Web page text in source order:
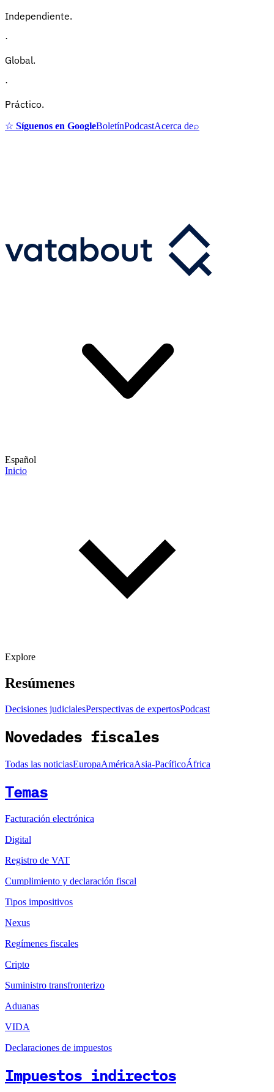
Independiente.
·
Global.
·
Práctico.
☆ Síguenos en GoogleBoletínPodcastAcerca de⌕
Español
Inicio
Explore
Resúmenes
Decisiones judicialesPerspectivas de expertosPodcast
Novedades fiscales
Todas las noticiasEuropaAméricaAsia-PacíficoÁfrica
Temas
Facturación electrónica
Digital
Registro de VAT
Cumplimiento y declaración fiscal
Tipos impositivos
Nexus
Regímenes fiscales
Cripto
Suministro transfronterizo
Aduanas
VIDA
Declaraciones de impuestos
Impuestos indirectos